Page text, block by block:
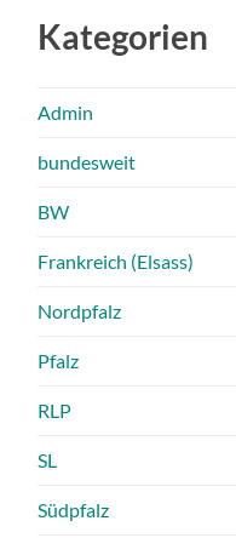
Kategorien
Admin
bundesweit
BW
Frankreich (Elsass)
Nordpfalz
Pfalz
RLP
SL
Südpfalz